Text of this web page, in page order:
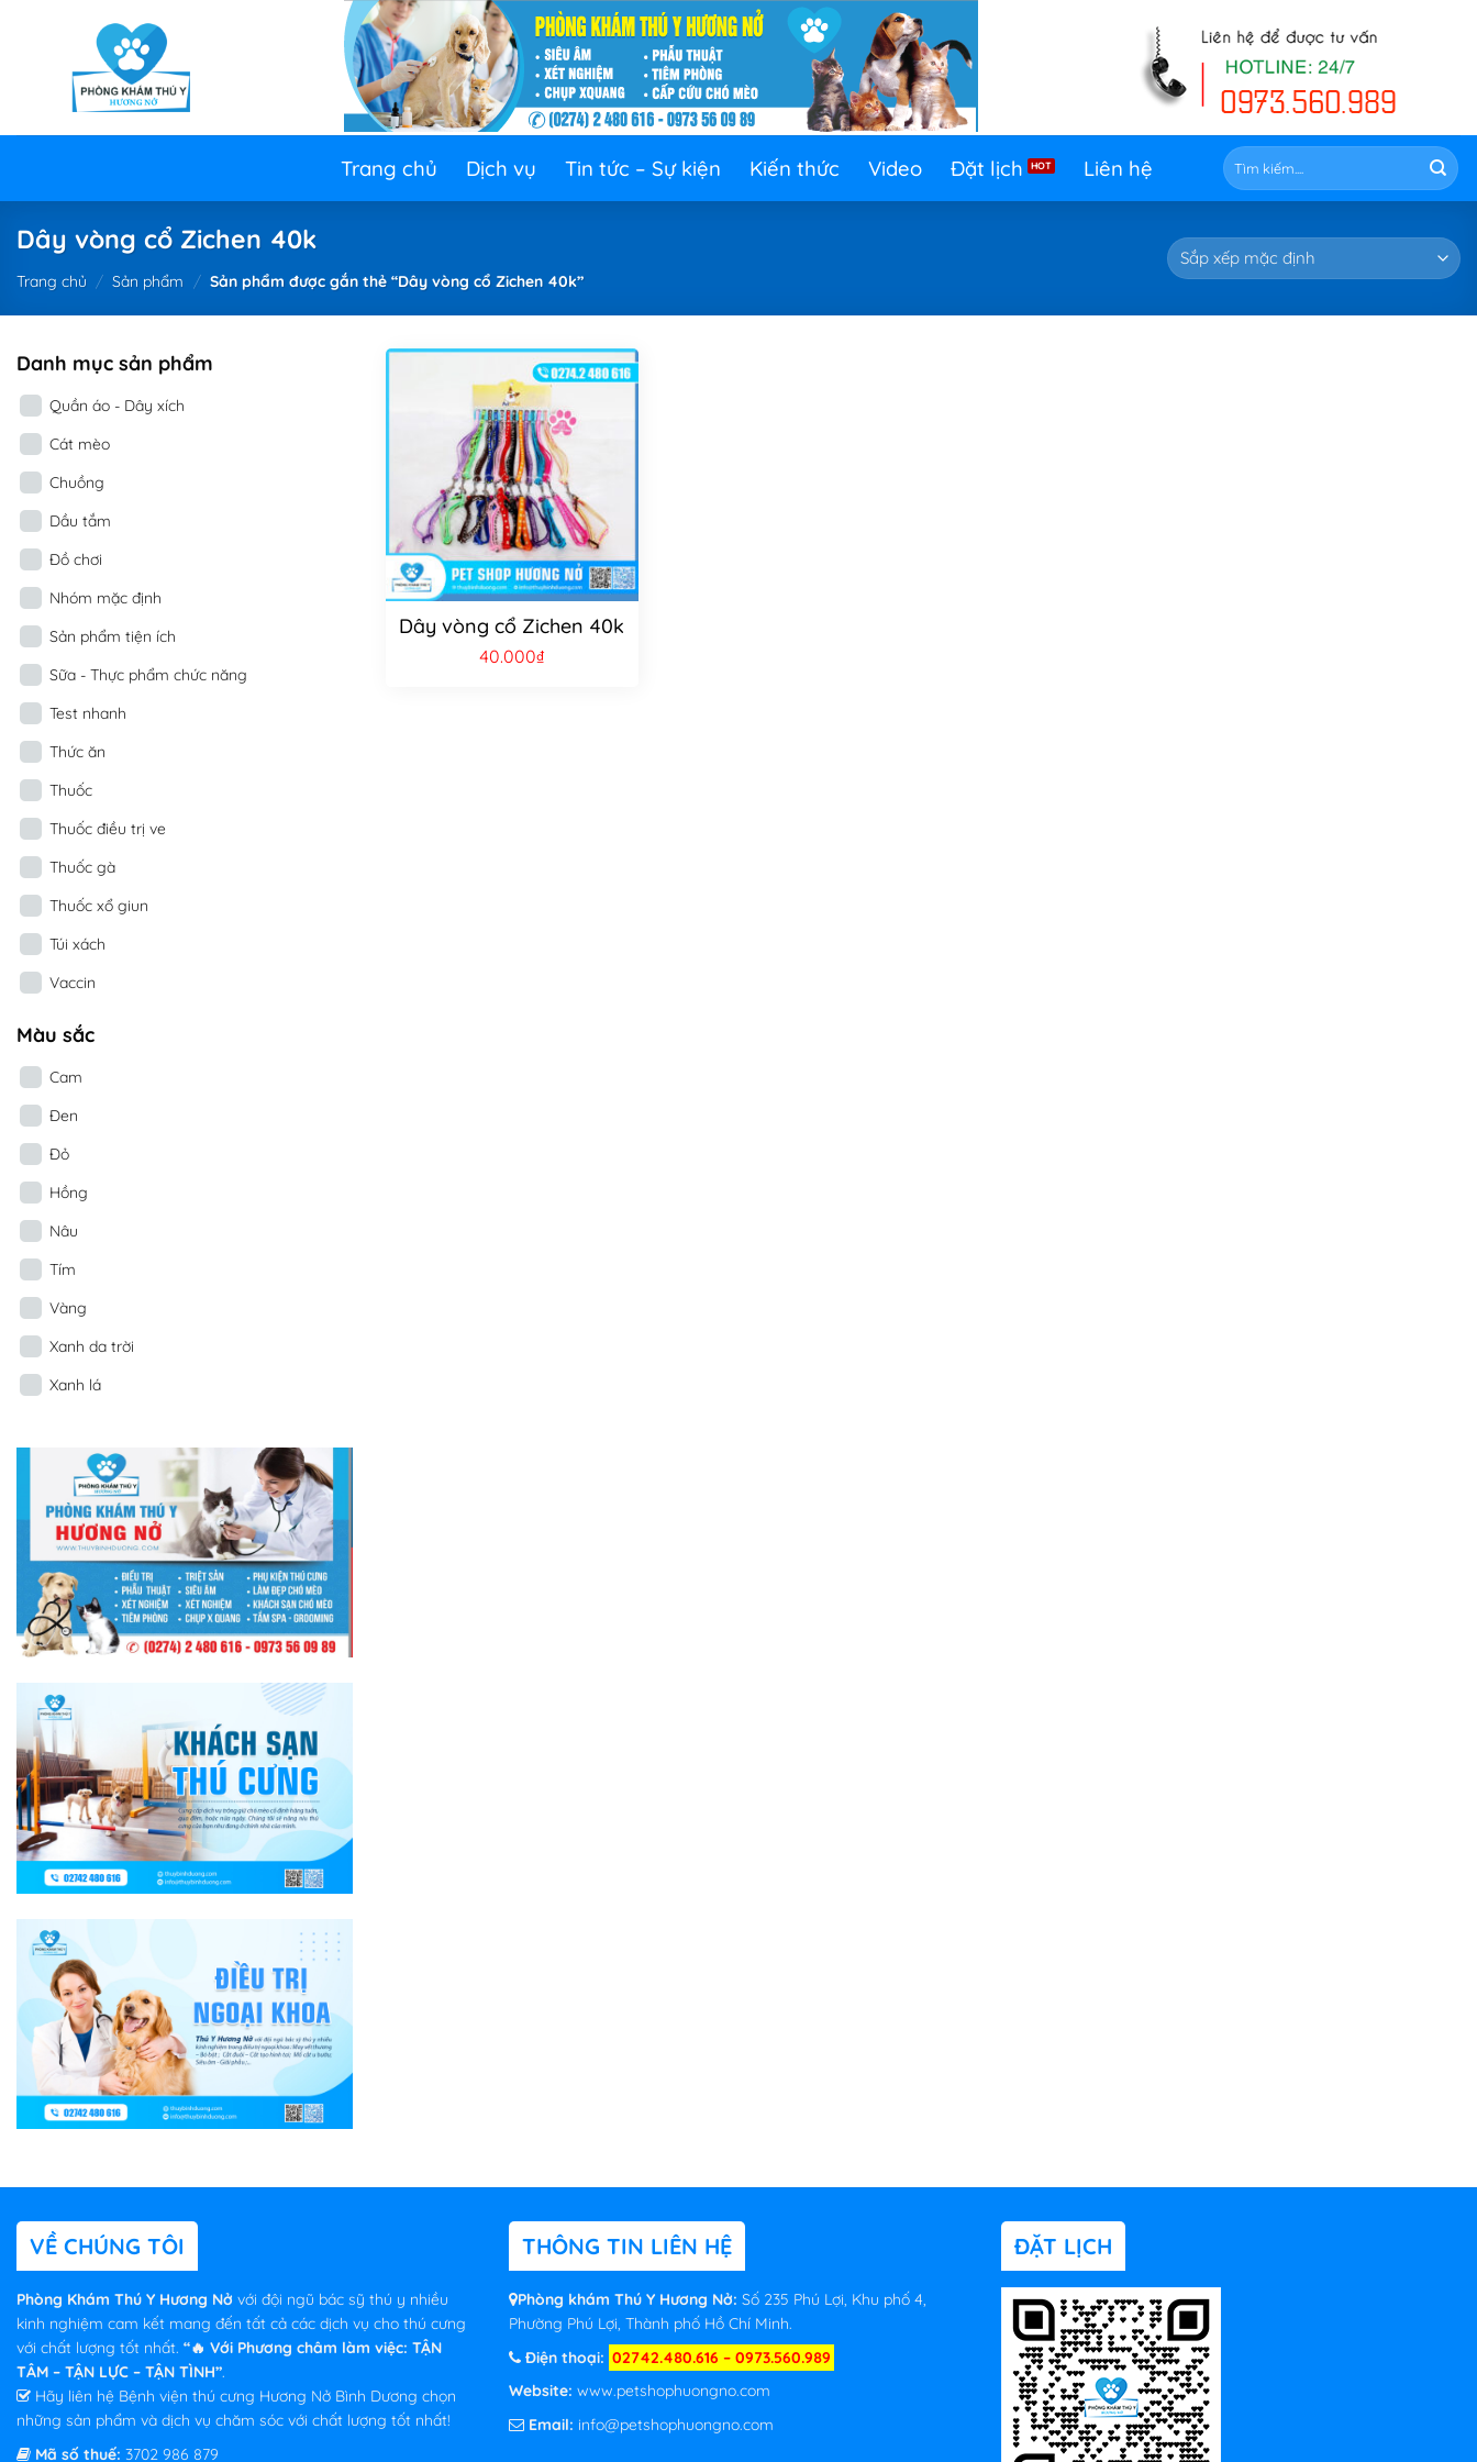
Trang chủ Dịch vụ Tin tức – Sự kiện Kiến thức Video Đặt lịch Liên hệ
Tìm
kiếm:
Dây vòng cổ Zichen 40k
Trang chủ / Sản phẩm / Sản phẩm được gắn thẻ “Dây vòng cổ Zichen 40k”
Danh mục sản phẩm
Quần áo - Dây xích
Cát mèo
Chuồng
Dầu tắm
Đồ chơi
Nhóm mặc định
Sản phẩm tiện ích
Sữa - Thực phẩm chức năng
Test nhanh
Thức ăn
Thuốc
Thuốc điều trị ve
Thuốc gà
Thuốc xổ giun
Túi xách
Vaccin
Màu sắc
Cam
Đen
Đỏ
Hồng
Nâu
Tím
Vàng
Xanh da trời
Xanh lá
Dây vòng cổ Zichen 40k
40.000₫
VỀ CHÚNG TÔI
Phòng Khám Thú Y Hương Nở với đội ngũ bác sỹ thú y nhiều
kinh nghiệm cam kết mang đến tất cả các dịch vụ cho thú cưng
với chất lượng tốt nhất. “🔥 Với Phương châm làm việc: TẬN
TÂM – TẬN LỰC – TẬN TÌNH”.
Hãy liên hệ Bệnh viện thú cưng Hương Nở Bình Dương chọn
những sản phẩm và dịch vụ chăm sóc với chất lượng tốt nhất!
Mã số thuế: 3702 986 879
THÔNG TIN LIÊN HỆ
Phòng khám Thú Y Hương Nở: Số 235 Phú Lợi, Khu phố 4,
Phường Phú Lợi, Thành phố Hồ Chí Minh.
Điện thoại: 02742.480.616 – 0973.560.989
Website: www.petshophuongno.com
Email: info@petshophuongno.com
ĐẶT LỊCH